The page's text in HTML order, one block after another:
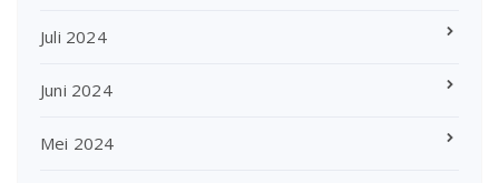
Juli 2024
Juni 2024
Mei 2024